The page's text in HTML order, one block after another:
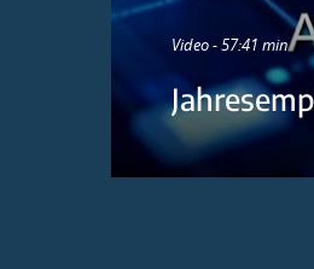
Video - 57:41 min